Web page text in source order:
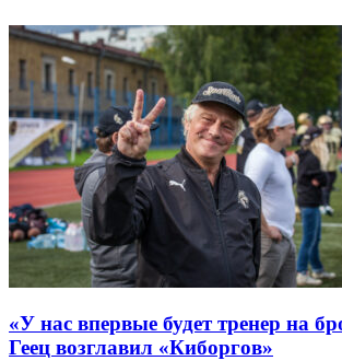
«У нас впервые будет тренер на
Геец возглавил «Киборгов»